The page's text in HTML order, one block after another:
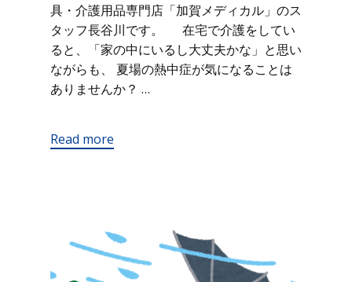
具・介護用品専門店「加賀メディカル」のス
タッフ長谷川です。 在宅で介護をしてい
ると、「家の中にいるし大丈夫かな」と思い
ながらも、 夏場の熱中症が気になることは
ありませんか？ …
Read more